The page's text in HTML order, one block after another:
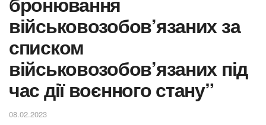
військовозобов’язаних за
списком
військовозобов’язаних під
час дії воєнного стану”
08.02.2023